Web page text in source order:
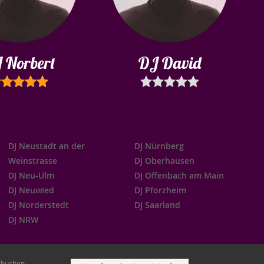
Norbert DJ David
DJ Neustadt an der
Weinstrasse
DJ Neu-Ulm
DJ Neuwied
DJ Norderstedt
DJ NRW
DJ Nürnberg
DJ Oberhausen
DJ Offenbach am Main
DJ Pforzheim
DJ Saarland